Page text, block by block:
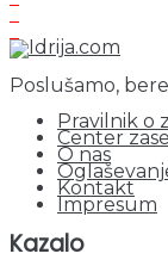
Poslušamo,
Pravilnik o
Center
O nas
Kontakt
Impresum
Kazalo